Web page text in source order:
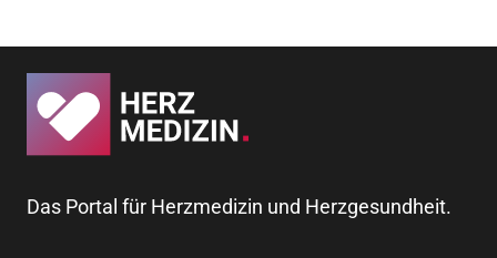
Das Portal für Herzmedizin und Herzgesundheit.